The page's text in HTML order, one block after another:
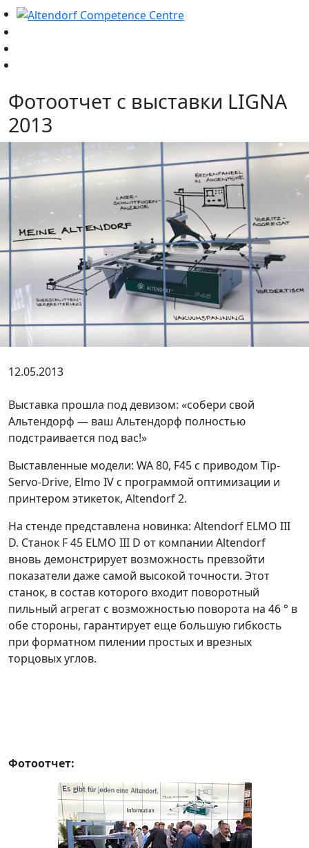
Фотоотчет с выставки LIGNA
2013
12.05.2013
Выставка прошла под девизом: «собери свой
Альтендорф — ваш Альтендорф полностью
подстраивается под вас!»
Выставленные модели: WA 80, F45 с приводом Tip-
Servo-Drive, Elmo IV с программой оптимизации и
принтером этикеток, Altendorf 2.
На стенде представлена новинка: Altendorf ELMO III
D. Станок F 45 ELMO III D от компании Altendorf
вновь демонстрирует возможность превзойти
показатели даже самой высокой точности. Этот
станок, в состав которого входит поворотный
пильный агрегат с возможностью поворота на 46 ° в
обе стороны, гарантирует еще большую гибкость
при форматном пилении простых и врезных
торцовых углов.
Фотоотчет: